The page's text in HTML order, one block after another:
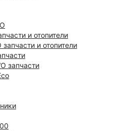
и отопители
запчасти и отопители
запчасти